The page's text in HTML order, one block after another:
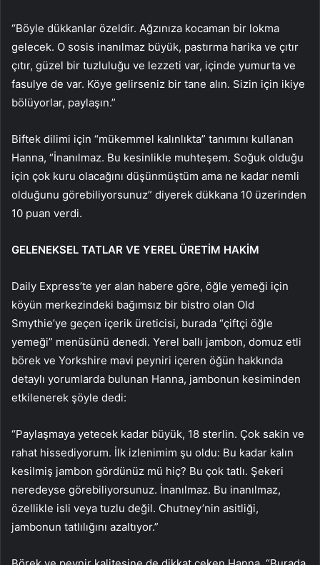
“Böyle dükkanlar özeldir. Ağzınıza kocaman bir lokma
gelecek. O sosis inanılmaz büyük, pastırma harika ve çıtır
çıtır, güzel bir tuzluluğu ve lezzeti var, içinde yumurta ve
fasulye de var. Köye gelirseniz bir tane alın. Sizin için ikiye
bölüyorlar, paylaşın.”
Biftek dilimi için “mükemmel kalınlıkta” tanımını kullanan
Hanna, “İnanılmaz. Bu kesinlikle muhteşem. Soğuk olduğu
için çok kuru olacağını düşünmüştüm ama ne kadar nemli
olduğunu görebiliyorsunuz” diyerek dükkana 10 üzerinden
10 puan verdi.
GELENEKSEL TATLAR VE YEREL ÜRETİM HAKİM
Daily Express’te yer alan habere göre, öğle yemeği için
köyün merkezindeki bağımsız bir bistro olan Old
Smythie’ye geçen içerik üreticisi, burada “çiftçi öğle
yemeği” menüsünü denedi. Yerel ballı jambon, domuz etli
börek ve Yorkshire mavi peyniri içeren öğün hakkında
detaylı yorumlarda bulunan Hanna, jambonun kesiminden
etkilenerek şöyle dedi:
“Paylaşmaya yetecek kadar büyük, 18 sterlin. Çok sakin ve
rahat hissediyorum. İlk izlenimim şu oldu: Bu kadar kalın
kesilmiş jambon gördünüz mü hiç? Bu çok tatlı. Şekeri
neredeyse görebiliyorsunuz. İnanılmaz. Bu inanılmaz,
özellikle isli veya tuzlu değil. Chutney’nin asitliği,
jambonun tatlılığını azaltıyor.”